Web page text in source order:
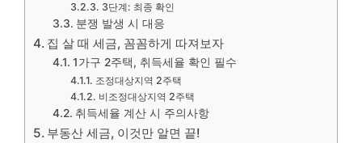
3단계: 최종 확인
분쟁 발생 시 대응
집 살 때 세금, 꼼꼼하게 따져보자
1가구 2주택, 취득세율 확인 필수
조정대상지역 2주택
비조정대상지역 2주택
취득세율 계산 시 주의사항
부동산 세금, 이것만 알면 끝!